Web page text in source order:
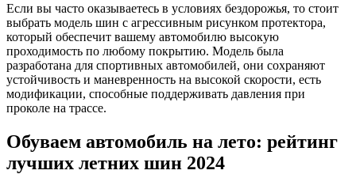
Если вы часто оказываетесь в условиях бездорожья, то стоит
выбрать модель шин с агрессивным рисунком протектора,
который обеспечит вашему автомобилю высокую
проходимость по любому покрытию. Модель была
разработана для спортивных автомобилей, они сохраняют
устойчивость и маневренность на высокой скорости, есть
модификации, способные поддерживать давления при
проколе на трассе.
Обуваем автомобиль на лето: рейтинг
лучших летних шин 2024